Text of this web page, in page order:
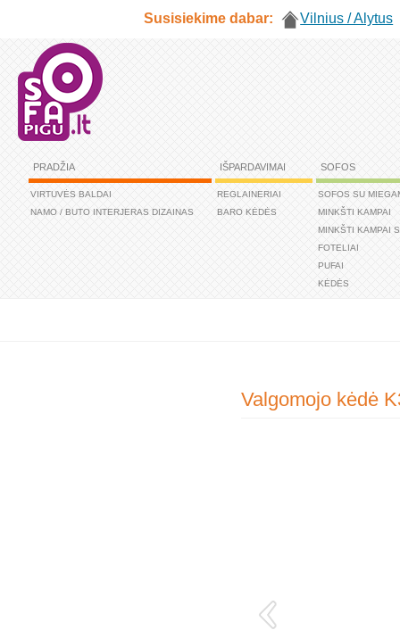
Susisiekime dabar: Vilnius / Alytus
PRADŽIA
VIRTUVĖS BALDAI
NAMO / BUTO INTERJERAS DIZAINAS
IŠPARDAVIMAI
REGLAINERIAI
BARO KĖDĖS
SOFOS
SOFOS SU
MINKŠTI KAMPAI
MINKŠTI KAMPAI
FOTELIAI
PUFAI
KĖDĖS
Valgomojo kėdė